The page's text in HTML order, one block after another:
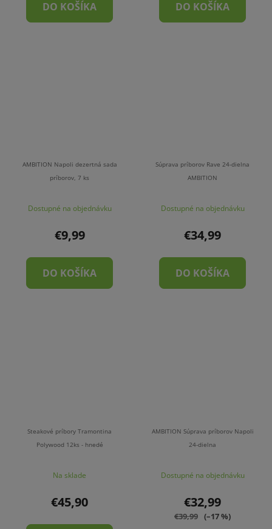
DO KOŠÍKA DO KOŠÍKA
AMBITION Napoli dezertná sada
príborov, 7 ks
Dostupné na objednávku
€9,99
DO KOŠÍKA
Súprava príborov Rave 24-dielna
AMBITION
Dostupné na objednávku
€34,99
DO KOŠÍKA
Steakové príbory Tramontina
Polywood 12ks - hnedé
Na sklade
€45,90
AMBITION Súprava príborov Napoli
24-dielna
Dostupné na objednávku
€32,99
€39,99 (–17 %)